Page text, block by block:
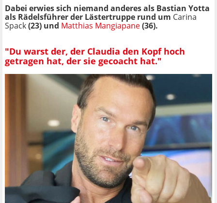
Dabei erwies sich niemand anderes als Bastian Yotta
als Rädelsführer der Lästertruppe rund um Carina
Spack(23) und Matthias Mangiapane(36).
"Du warst der, der Claudia den Kopf hoch
getragen hat, der sie gecoacht hat."